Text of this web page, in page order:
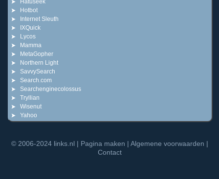
Hatuseek
Hotbot
Internet Sleuth
IXQuick
Lycos
Mamma
MetaGopher
Northern Light
SavvySearch
Search.com
Searchenginecolossus
Tryllian
Wisenut
Yahoo
© 2006-2024 links.nl | Pagina maken | Algemene voorwaarden |
Contact